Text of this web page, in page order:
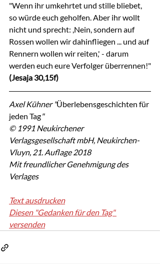
"Wenn ihr umkehrtet und stille bliebet,
so würde euch geholfen. Aber ihr wollt
nicht und sprecht: ,Nein, sondern auf
Rossen wollen wir dahinfliegen ... und auf
Rennern wollen wir reiten,' - darum
werden euch eure Verfolger überrennen!"
(Jesaja 30,15f)
Axel Kühner "Überlebensgeschichten für
jeden Tag"
© 1991 Neukirchener
Verlagsgesellschaft mbH, Neukirchen-
Vluyn, 21. Auflage 2018
Mit freundlicher Genehmigung des
Verlages
Text ausdrucken
Diesen "Gedanken für den Tag"
versenden